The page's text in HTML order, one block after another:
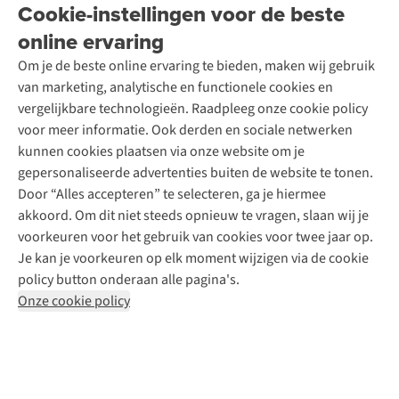
Cookie-instellingen voor de beste
online ervaring
Om je de beste online ervaring te bieden, maken wij gebruik
van marketing, analytische en functionele cookies en
vergelijkbare technologieën. Raadpleeg onze cookie policy
voor meer informatie. Ook derden en sociale netwerken
kunnen cookies plaatsen via onze website om je
gepersonaliseerde advertenties buiten de website te tonen.
Door “Alles accepteren” te selecteren, ga je hiermee
akkoord. Om dit niet steeds opnieuw te vragen, slaan wij je
voorkeuren voor het gebruik van cookies voor twee jaar op.
Je kan je voorkeuren op elk moment wijzigen via de cookie
policy button onderaan alle pagina's.
Onze cookie policy
Garantie
Contact
Over A.S.Adventure
Toegankelijkheidsverklaring
Ski-onderhoud
Wasservice
Schoenonderhoud
Schoenherstelling
Kledingherstelling
Retouches
Voor bedrijven
A.S.Magazine
Podcast
Explore Academy
Explore Camp
Gear Check
Inspiratie & advies
Meld je aan voor de nieuwsbrief
Follow us
Disclaimer Privacy Policy
Algemene voorwaarden
Cookie Policy